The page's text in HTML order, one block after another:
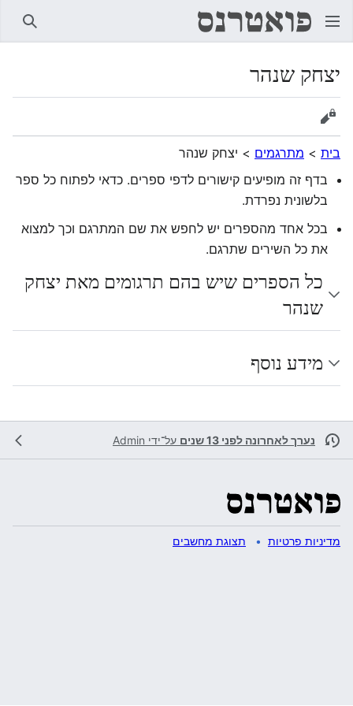
יצחק שנהר
הצגת מקור
בית > מתרגמים > יצחק שנהר
בדף זה מופיעים קישורים לדפי ספרים. כדאי לפתוח כל ספר
בלשונית נפרדת.
בכל אחד מהספרים יש לחפש את שם המתרגם וכך למצוא
את כל השירים שתרגם.
כל הספרים שיש בהם תרגומים מאת יצחק
שנהר
מידע נוסף
נערך לאחרונה לפני 13 שנים על־ידי Admin
מדיניות פרטיות תצוגת מחשבים